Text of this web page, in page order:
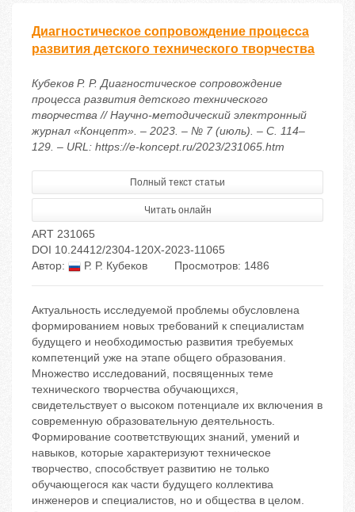
Диагностическое сопровождение процесса
развития детского технического творчества
Кубеков Р. Р. Диагностическое сопровождение
процесса развития детского технического
творчества // Научно-методический электронный
журнал «Концепт». – 2023. – № 7 (июль). – С. 114–
129. – URL: https://e-koncept.ru/2023/231065.htm
Полный текст статьи
Читать онлайн
ART 231065
DOI 10.24412/2304-120X-2023-11065
Автор:
Р. Р. Кубеков Просмотров: 1486
Актуальность исследуемой проблемы обусловлена
формированием новых требований к специалистам
будущего и необходимостью развития требуемых
компетенций уже на этапе общего образования.
Множество исследований, посвященных теме
технического творчества обучающихся,
свидетельствует о высоком потенциале их включения в
современную образовательную деятельность.
Формирование соответствующих знаний, умений и
навыков, которые характеризуют техническое
творчество, способствует развитию не только
обучающегося как части будущего коллектива
инженеров и специалистов, но и общества в целом.